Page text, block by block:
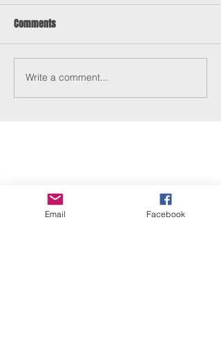
Comments
Write a comment...
ERANUS Alapítvány
Email Facebook